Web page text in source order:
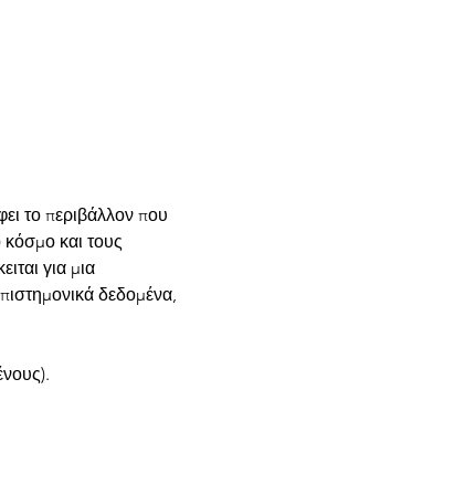
το περιβάλλον που
και τους
για μια
δεδομένα,